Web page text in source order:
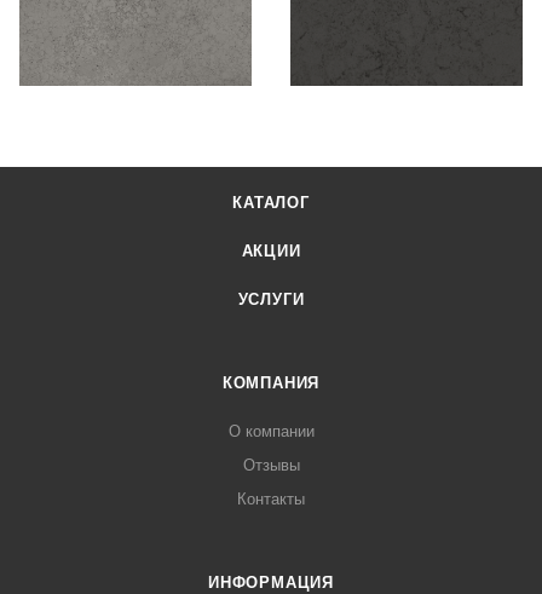
КАТАЛОГ
АКЦИИ
УСЛУГИ
КОМПАНИЯ
О компании
Отзывы
Контакты
ИНФОРМАЦИЯ